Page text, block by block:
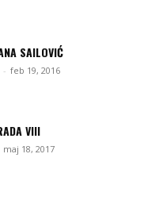
SAILOVIĆ
- feb 19, 2016
VIII
maj 18, 2017